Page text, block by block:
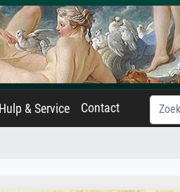
Hulp & Service Contact